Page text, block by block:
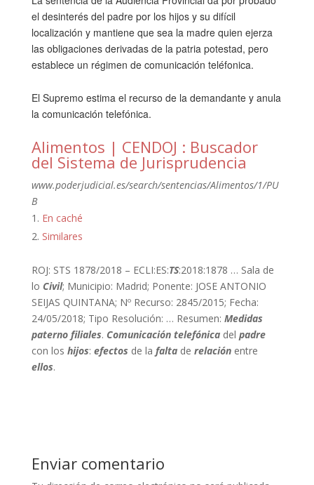
el desinterés del padre por los hijos y su difícil
localización y mantiene que sea la madre quien ejerza
las obligaciones derivadas de la patria potestad, pero
establece un régimen de comunicación teléfonica.
El Supremo estima el recurso de la demandante y anula
la comunicación telefónica.
Alimentos | CENDOJ : Buscador
del Sistema de Jurisprudencia
www.poderjudicial.es/search/sentencias/Alimentos/1/PU
B
En caché
Similares
ROJ: STS 1878/2018 – ECLI:ES:TS:2018:1878 … Sala de
lo Civil; Municipio: Madrid; Ponente: JOSE ANTONIO
SEIJAS QUINTANA; Nº Recurso: 2845/2015; Fecha:
24/05/2018; Tipo Resolución: … Resumen: Medidas
paterno filiales. Comunicación telefónicadel padre
con los hijos: efectos de la faltade relaciónentre
ellos.
Enviar comentario